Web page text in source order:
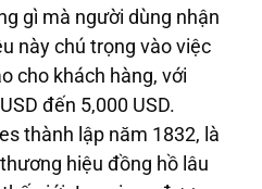
gì mà người dùng nhận
này chú trọng vào việc
cho khách hàng, với
đến 5,000 USD.
thành lập năm 1832, là
hiệu đồng hồ lâu